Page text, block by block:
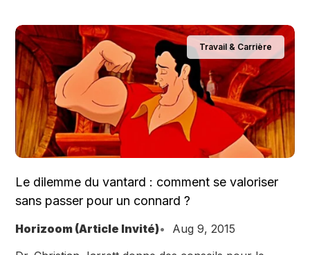
Travail & Carrière
Le dilemme du vantard : comment se valoriser
sans passer pour un connard ?
Horizoom (Article Invité)
Aug 9, 2015